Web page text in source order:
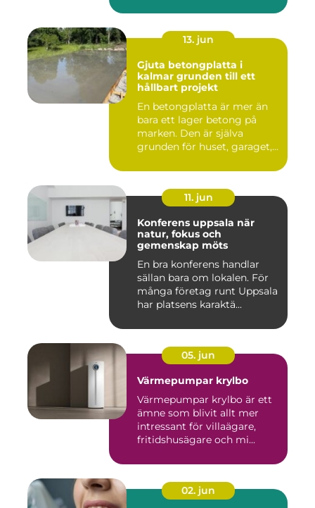
13. jun
Gjuta betongplatta i
kalmar grunden till ett
hållbart projekt
En betongplatta är mer än
bara ett lager betong på
marken. Den är själva
grunden för huset, garaget,...
11. jun
Konferens uppsala när
natur, fokus och
gemenskap möts
En bra konferens handlar
sällan bara om lokalen. För
många företag runt Uppsala
har platsens karaktä...
05. jun
Värmepumpar krylbo
Värmepumpar krylbo är ett
ämne som blivit allt mer
intressant för villaägare,
fritidshusägare och mi...
02. jun